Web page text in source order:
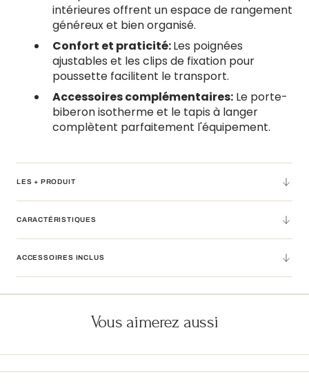
intérieures offrent un espace de rangement
généreux et bien organisé.
Confort et praticité:Les poignées
ajustables et les clips de fixation pour
poussette facilitent le transport.
Accessoires complémentaires: Le porte-
biberon isotherme et le tapis à langer
complètent parfaitement l'équipement.
LES + PRODUIT
CARACTÉRISTIQUES
ACCESSOIRES INCLUS
Vous aimerez aussi